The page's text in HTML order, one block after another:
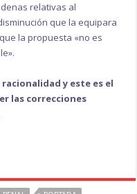
relativas al
que la equipara
la propuesta «no es
y este es el
las correcciones